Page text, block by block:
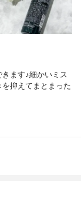
ます♪細かいミス
抑えてまとまった